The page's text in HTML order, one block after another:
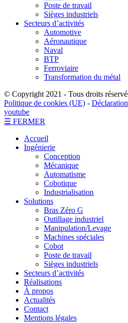
Poste de travail
Sièges industriels
Secteurs d’activités
Automotive
Aéronautique
Naval
BTP
Ferroviaire
Transformation du métal
© Copyright 2021 - Tous droits
Politique de cookies (UE) -
youtube
☰ FERMER
Accueil
Ingénierie
Conception
Mécanique
Automatisme
Cobotique
Industrialisation
Solutions
Bras Zéro G
Outillage industriel
Manipulation/Levage
Machines spéciales
Cobot
Poste de travail
Sièges industriels
Secteurs d’activités
Réalisations
À propos
Actualités
Contact
Mentions légales